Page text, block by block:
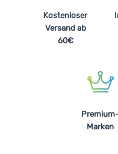
Kostenloser
Versand ab
60€
Premium-
Marken